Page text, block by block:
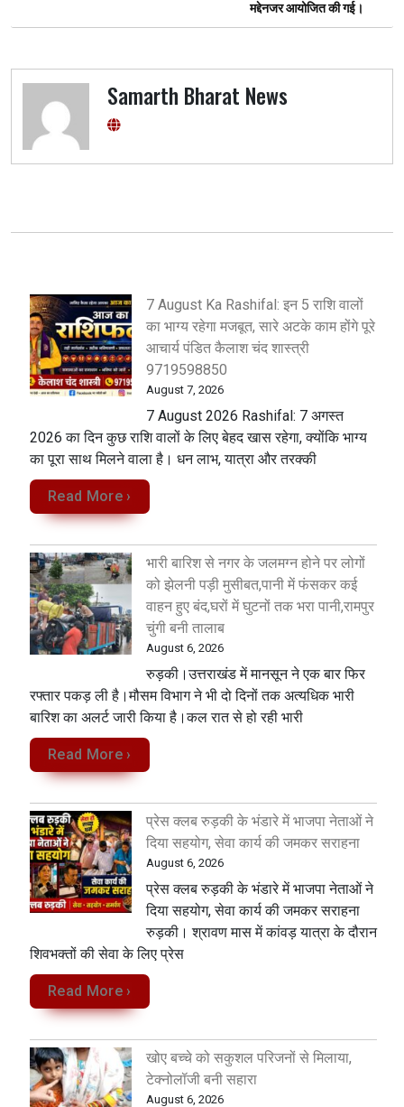
मद्देनजर आयोजित की गई।
Samarth Bharat News
7 August Ka Rashifal: इन 5 राशि वालों
का भाग्य रहेगा मजबूत, सारे अटके काम होंगे पूरे
आचार्य पंडित कैलाश चंद शास्त्री
9719598850
August 7, 2026
7 August 2026 Rashifal: 7 अगस्त
2026 का दिन कुछ राशि वालों के लिए बेहद खास रहेगा, क्योंकि भाग्य
का पूरा साथ मिलने वाला है। धन लाभ, यात्रा और तरक्की
Read More ›
भारी बारिश से नगर के जलमग्न होने पर लोगों
को झेलनी पड़ी मुसीबत,पानी में फंसकर कई
वाहन हुए बंद,घरों में घुटनों तक भरा पानी,रामपुर
चुंगी बनी तालाब
August 6, 2026
रुड़की।उत्तराखंड में मानसून ने एक बार फिर
रफ्तार पकड़ ली है।मौसम विभाग ने भी दो दिनों तक अत्यधिक भारी
बारिश का अलर्ट जारी किया है।कल रात से हो रही भारी
Read More ›
प्रेस क्लब रुड़की के भंडारे में भाजपा नेताओं ने
दिया सहयोग, सेवा कार्य की जमकर सराहना
August 6, 2026
प्रेस क्लब रुड़की के भंडारे में भाजपा नेताओं ने
दिया सहयोग, सेवा कार्य की जमकर सराहना
रुड़की। श्रावण मास में कांवड़ यात्रा के दौरान
शिवभक्तों की सेवा के लिए प्रेस
Read More ›
खोए बच्चे को सकुशल परिजनों से मिलाया,
टेक्नोलॉजी बनी सहारा
August 6, 2026